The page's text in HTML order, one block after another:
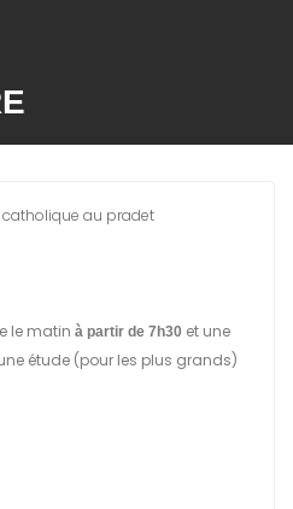
le matin à partir de 7h30 et une
étude (pour les plus grands)